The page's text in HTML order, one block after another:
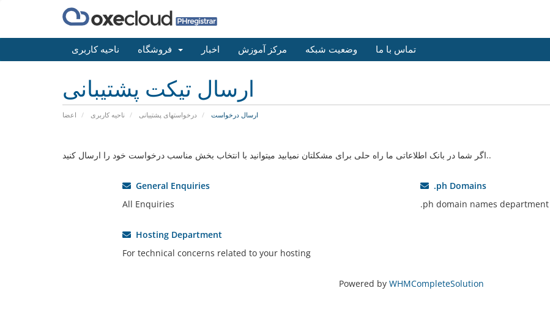
ناحیه کاربری اخبار مرکز آموزش وضعیت شبکه تماس با ما
ارسال تیکت پشتیبانی
اعضا ناحیه کاربری درخواستهای پشتیبانی ارسال درخواست
اگر شما در بانک اطلاعاتی ما راه حلی برای مشکلتان نمیابید میتوانید با انتخاب بخش مناسب درخواست خود را ارسال کنید..
General Enquiries
All Enquiries
.ph Domains
.ph domain names department
Hosting Department
For technical concerns related to your hosting
Powered by WHMCompleteSolution